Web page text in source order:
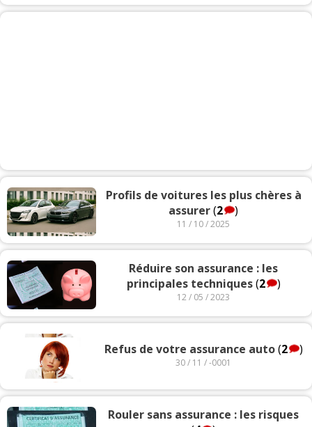
Profils de voitures les plus chères à
assurer(2 )
11 / 10 / 2025
Réduire son assurance : les
principales techniques(2 )
12 / 05 / 2023
Refus de votre assurance auto(2 )
30 / 11 / -0001
Rouler sans assurance : les risques